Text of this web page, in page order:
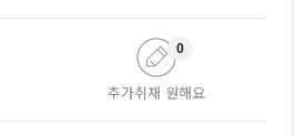
추가취재 원해요
0